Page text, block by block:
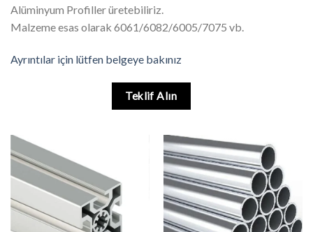
Alüminyum Profiller üretebiliriz.
Malzeme esas olarak 6061/6082/6005/7075 vb.
Ayrıntılar için lütfen belgeye bakınız
Teklif Alın